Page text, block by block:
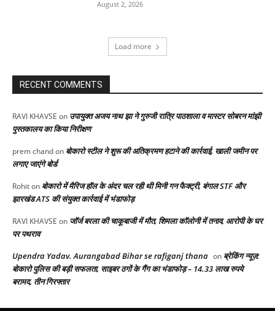
August 2, 2026
Load more
RECENT COMMENTS
RAVI KHAVSE on उपायुक्त अजय नाथ झा ने गुरुजी रात्रि पाठशाला व मास्टर सोबरन मांझी
पुस्तकालय का किया निरीक्षण
prem chandon बोकारो स्टील ने शुरू की अतिक्रमण हटाने की कार्रवाई, खाली जमीन पर
लगाए जाएंगे बोर्ड
Rohiton बोकारो में मैरिज हॉल के अंदर चल रही थी मिनी गन फैक्ट्री, बंगाल STF और
झारखंड ATS की संयुक्त कार्रवाई में भंडाफोड़
RAVI KHAVSE on जॉर्ज बरला की चाकूबाजी में मौत, शिमला कॉलोनी में तनाव, आरोपी के घर
पर पथराव
Upendra Yadav. Aurangabad Bihar se rafiganj thana on ब्रेकिंग न्यूज़:
बोकारो पुलिस की बड़ी सफलता, साइबर ठगों के गैंग का भंडाफोड़ – 14.33 लाख रुपये
बरामद, तीन गिरफ्तार